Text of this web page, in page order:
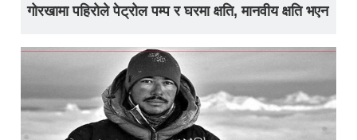
गोरखामा पहिरोले पेट्रोल पम्प र घरमा क्षति, मानवीय क्षति भएन